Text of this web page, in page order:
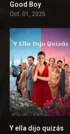
Good Boy
Oct. 01, 2025
5.1
Y ella dijo quizás